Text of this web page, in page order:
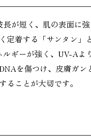
が短く、肌の表面に
定着する「サンタン」
ギーが強く、UV-Aよ
を傷つけ、皮膚ガ
ることが大切です。